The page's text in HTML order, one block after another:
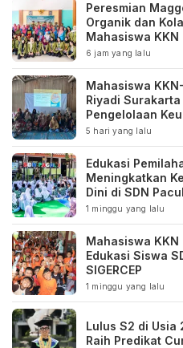
Peresmian
Organik dan
Mahasiswa KKN
Bojonegoro
6 jam yang lalu
Mahasiswa
Riyadi
Pengelolaan
5 hari yang lalu
Edukasi
Meningkatkan
Dini di SDN
1 minggu yang lalu
Mahasiswa
Edukasi Siswa
SIGERCEP
1 minggu yang lalu
Lulus S2 di Usia
Raih Predikat